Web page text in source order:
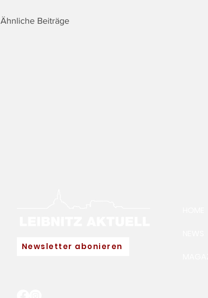
Ähnliche Beiträge
Newsletter abonieren